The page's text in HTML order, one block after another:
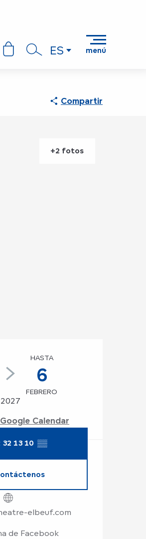
ES menú
Compartir
+2 fotos
y datos
HASTA
6
FEBRERO
2027
Calendar
32 13 10 ▒▒
elbeuf.com
de Facebook